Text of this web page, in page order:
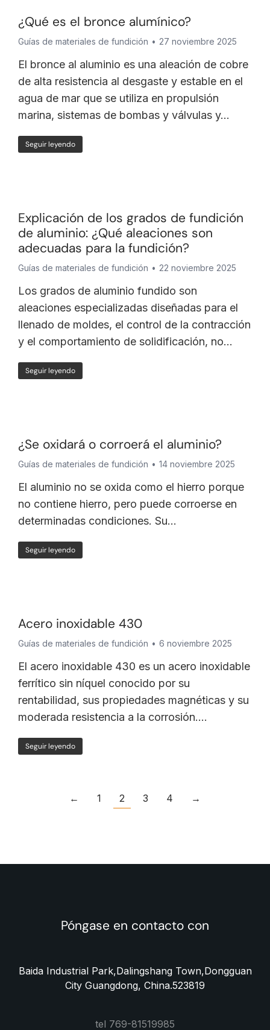
¿Qué es el bronce alumínico?
Guías de materiales de fundición 27 noviembre 2025
El bronce al aluminio es una aleación de cobre
de alta resistencia al desgaste y estable en el
agua de mar que se utiliza en propulsión
marina, sistemas de bombas y válvulas y...
Seguir leyendo
Explicación de los grados de fundición
de aluminio: ¿Qué aleaciones son
adecuadas para la fundición?
Guías de materiales de fundición 22 noviembre 2025
Los grados de aluminio fundido son
aleaciones especializadas diseñadas para el
llenado de moldes, el control de la contracción
y el comportamiento de solidificación, no...
Seguir leyendo
¿Se oxidará o corroerá el aluminio?
Guías de materiales de fundición 14 noviembre 2025
El aluminio no se oxida como el hierro porque
no contiene hierro, pero puede corroerse en
determinadas condiciones. Su...
Seguir leyendo
Acero inoxidable 430
Guías de materiales de fundición 6 noviembre 2025
El acero inoxidable 430 es un acero inoxidable
ferrítico sin níquel conocido por su
rentabilidad, sus propiedades magnéticas y su
moderada resistencia a la corrosión....
Seguir leyendo
← 1 2 3 4 →
Póngase en contacto con
Baida Industrial Park,Dalingshang Town,Dongguan
City Guangdong, China.523819
tel 769-81519985